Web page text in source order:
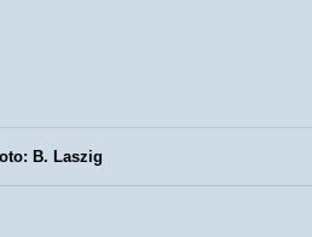
B. Laszig